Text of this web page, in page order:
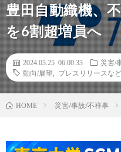
豊田自動織機、
を6割超増員へ
2024.03.25 06:00:33
災害/
動向/展望
プレスリリースなど
HOME 災害/事故/不祥事